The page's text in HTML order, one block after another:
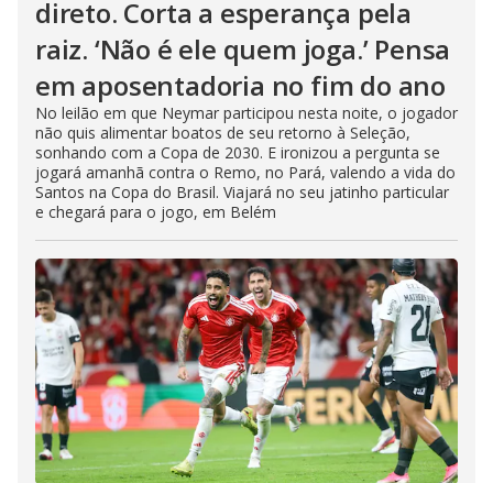
direto. Corta a esperança pela
raiz. ‘Não é ele quem joga.’ Pensa
em aposentadoria no fim do ano
No leilão em que Neymar participou nesta noite, o jogador
não quis alimentar boatos de seu retorno à Seleção,
sonhando com a Copa de 2030. E ironizou a pergunta se
jogará amanhã contra o Remo, no Pará, valendo a vida do
Santos na Copa do Brasil. Viajará no seu jatinho particular
e chegará para o jogo, em Belém